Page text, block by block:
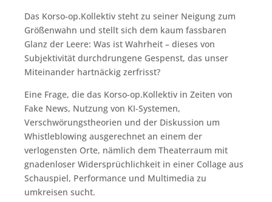
Das Korso-op.Kollektiv steht zu seiner Neigung zum
Größenwahn und stellt sich dem kaum fassbaren
Glanz der Leere: Was ist Wahrheit – dieses von
Subjektivität durchdrungene Gespenst, das unser
Miteinander hartnäckig zerfrisst?
Eine Frage, die das Korso-op.Kollektiv in Zeiten von
Fake News, Nutzung von KI-Systemen,
Verschwörungstheorien und der Diskussion um
Whistleblowing ausgerechnet an einem der
verlogensten Orte, nämlich dem Theaterraum mit
gnadenloser Widersprüchlichkeit in einer Collage aus
Schauspiel, Performance und Multimedia zu
umkreisen sucht.